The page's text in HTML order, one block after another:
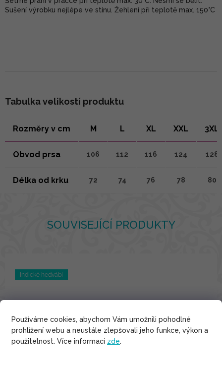
Používáme cookies, abychom Vám umožnili pohodlné
prohlížení webu a neustále zlepšovali jeho funkce, výkon a
použitelnost. Více informací zde.
SOUVISEJÍCÍ PRODUKTY
Indické hedvábí
Sušení výrobku nejlépe ve stínu. Žehlení při teplotě max. 150°C
Tabulka velikostí produktu
Rozměry v cm M L XL XXL 3XL
Obvod prsa 106 112 116 124 128
Délka od krku 72 74 76 78 80